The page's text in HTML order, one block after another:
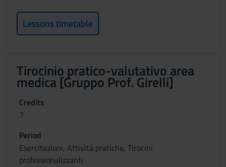
Lessons timetable
Tirocinio pratico-valutativo area
medica [Gruppo Prof. Girelli]
Credits
7
Period
Esercitazioni, Attività pratiche, Tirocini
professionalizzanti